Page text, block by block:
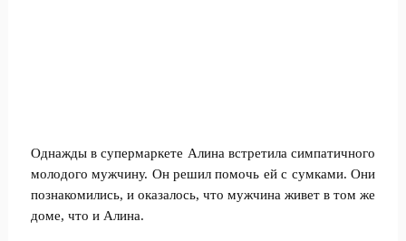
Однажды в супермаркете Алина встретила симпатичного
молодого мужчину. Он решил помочь ей с сумками. Они
познакомились, и оказалось, что мужчина живет в том же
доме, что и Алина.